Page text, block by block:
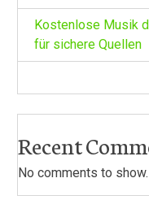
Kostenlose Musik
für sichere Quellen
Recent
No comments to show.